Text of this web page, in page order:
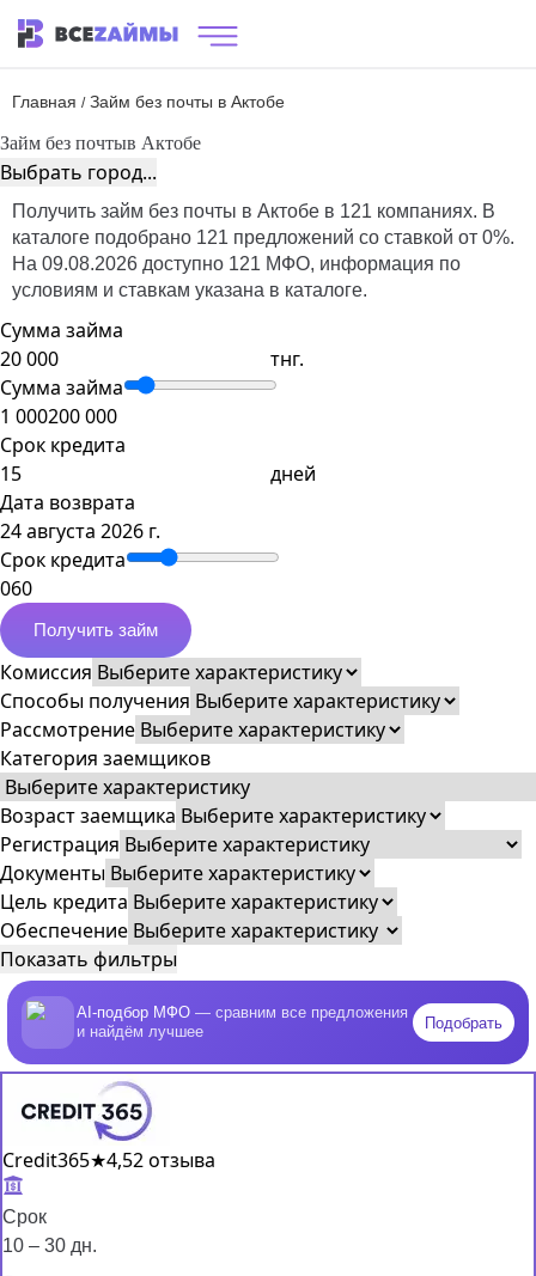
Главная / Займ без почты в Актобе
Займ без почтыв Актобе
Выбрать город...
Получить займ без почты в Актобе в 121 компаниях. В
каталоге подобрано 121 предложений со ставкой от 0%.
На 09.08.2026 доступно 121 МФО, информация по
условиям и ставкам указана в каталоге.
Сумма займа
тнг.
Сумма займа
1 000200 000
Срок кредита
дней
Дата возврата
24 августа 2026 г.
Срок кредита
060
Получить займ
Комиссия
Способы получения
Рассмотрение
Категория заемщиков
Возраст заемщика
Регистрация
Документы
Цель кредита
Обеспечение
Показать фильтры
AI-подбор МФО — сравним все предложения
и найдём лучшее
Подобрать
Credit365★4,52 отзыва
Срок
10 – 30 дн.